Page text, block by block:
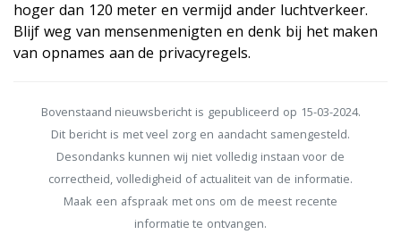
hoger dan 120 meter en vermijd ander luchtverkeer.
Blijf weg van mensenmenigten en denk bij het maken
van opnames aan de privacyregels.
Bovenstaand nieuwsbericht is gepubliceerd op 15-03-2024.
Dit bericht is met veel zorg en aandacht samengesteld.
Desondanks kunnen wij niet volledig instaan voor de
correctheid, volledigheid of actualiteit van de informatie.
Maak een afspraak met ons om de meest recente
informatie te ontvangen.